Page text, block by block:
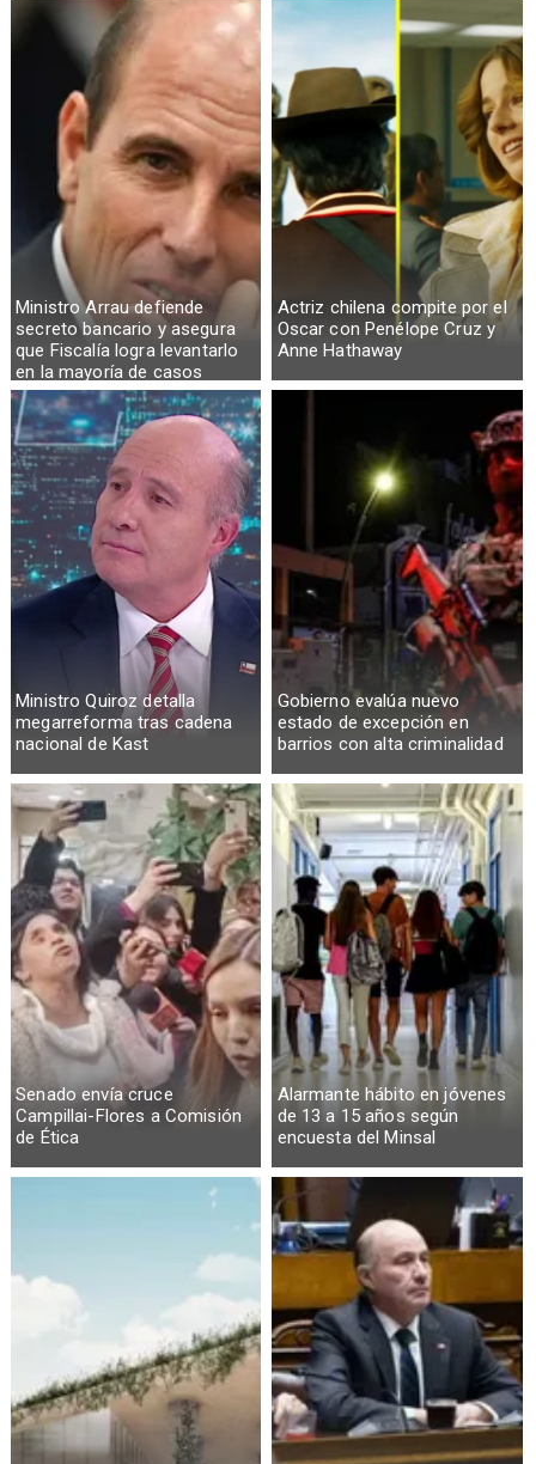
Ministro Arrau defiende
secreto bancario y asegura
que Fiscalía logra levantarlo
en la mayoría de casos
Actriz chilena compite por el
Oscar con Penélope Cruz y
Anne Hathaway
Ministro Quiroz detalla
megarreforma tras cadena
nacional de Kast
Gobierno evalúa nuevo
estado de excepción en
barrios con alta criminalidad
Senado envía cruce
Campillai-Flores a Comisión
de Ética
Alarmante hábito en jóvenes
de 13 a 15 años según
encuesta del Minsal